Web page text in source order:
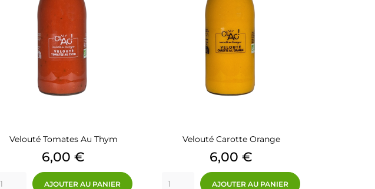
Velouté Tomates Au Thym
Prix
6,00 €
AJOUTER AU PANIER
Velouté Carotte Orange
Prix
6,00 €
AJOUTER AU PANIER